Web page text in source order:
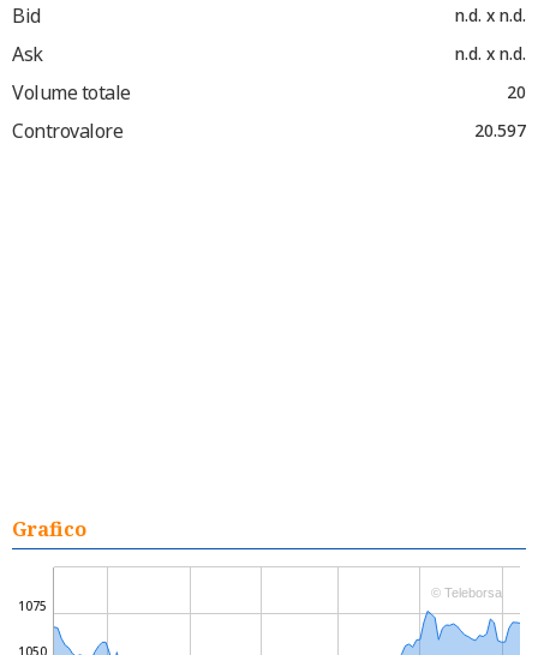
Bid n.d. x n.d.
Ask n.d. x n.d.
Volume totale 20
Controvalore 20.597
Grafico
1050
1075
© Teleborsa